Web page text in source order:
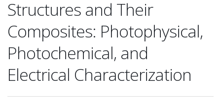
Structures and Their
Composites: Photophysical,
Photochemical, and
Electrical Characterization